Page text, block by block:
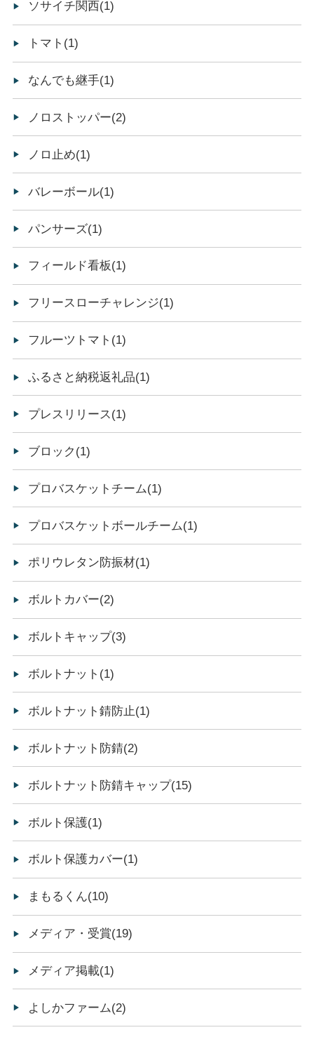
ソサイチ関西(1)
トマト(1)
なんでも継手(1)
ノロストッパー(2)
ノロ止め(1)
バレーボール(1)
パンサーズ(1)
フィールド看板(1)
フリースローチャレンジ(1)
フルーツトマト(1)
ふるさと納税返礼品(1)
プレスリリース(1)
ブロック(1)
プロバスケットチーム(1)
プロバスケットボールチーム(1)
ポリウレタン防振材(1)
ボルトカバー(2)
ボルトキャップ(3)
ボルトナット(1)
ボルトナット錆防止(1)
ボルトナット防錆(2)
ボルトナット防錆キャップ(15)
ボルト保護(1)
ボルト保護カバー(1)
まもるくん(10)
メディア・受賞(19)
メディア掲載(1)
よしかファーム(2)